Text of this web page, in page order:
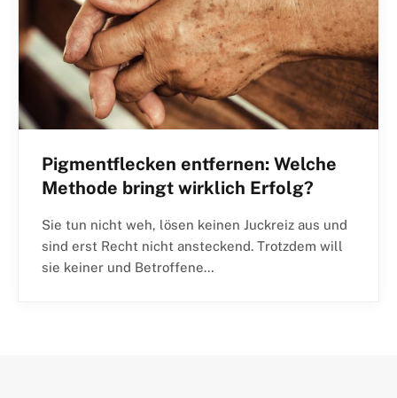
Pigmentflecken entfernen: Welche
Methode bringt wirklich Erfolg?
Sie tun nicht weh, lösen keinen Juckreiz aus und
sind erst Recht nicht ansteckend. Trotzdem will
sie keiner und Betroffene…